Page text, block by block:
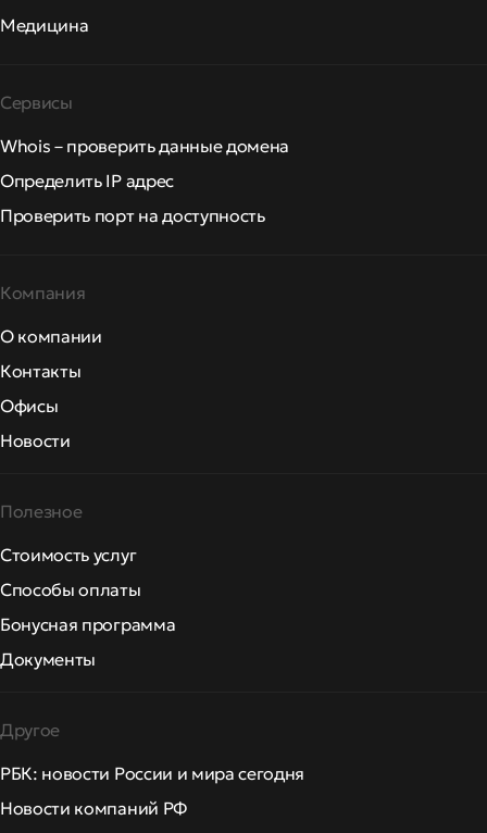
Медицина
Сервисы
Whois – проверить данные домена
Определить IP адрес
Проверить порт на доступность
Компания
О компании
Контакты
Офисы
Новости
Полезное
Стоимость услуг
Способы оплаты
Бонусная программа
Документы
Другое
РБК: новости России и мира сегодня
Новости компаний РФ